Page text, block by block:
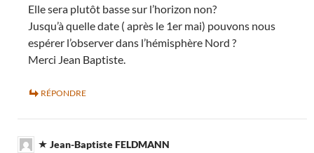
Elle sera plutôt basse sur l’horizon non?
Jusqu’à quelle date ( après le 1er mai) pouvons nous
espérer l’observer dans l’hémisphère Nord ?
Merci Jean Baptiste.
RÉPONDRE
Jean-Baptiste FELDMANN